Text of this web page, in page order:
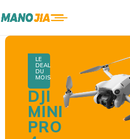
LE
DEAL
DU
MOIS
DJI
MINI
PRO